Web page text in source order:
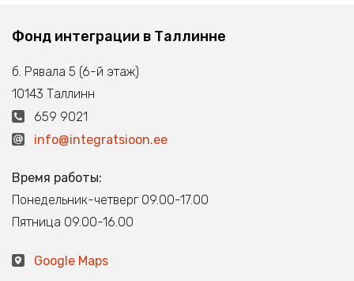
Фонд интеграции в Таллинне
б. Рявала 5 (6-й этаж)
10143 Таллинн
659 9021
info@integratsioon.ee
Время работы:
Понедельник-четверг 09.00-17.00
Пятница 09.00-16.00
Google Maps